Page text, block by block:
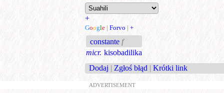
+
Google | Forvo | +
constante f
micr. kisobadilika
Dodaj | Zgłoś błąd | Krótki link
ADVERTISEMENT